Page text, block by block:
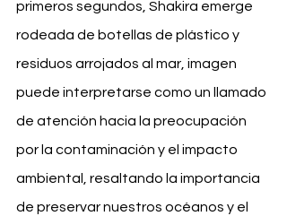
primeros segundos, Shakira emerge
rodeada de botellas de plástico y
residuos arrojados al mar, imagen
puede interpretarse como un llamado
de atención hacia la preocupación
por la contaminación y el impacto
ambiental, resaltando la importancia
de preservar nuestros océanos y el